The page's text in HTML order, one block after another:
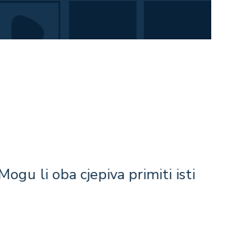
li oba cjepiva primiti isti